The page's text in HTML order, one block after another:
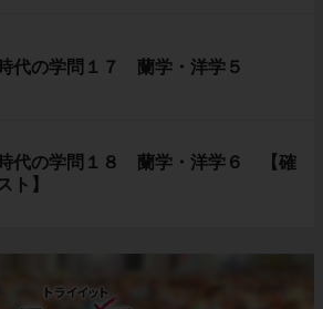
代の学問１７ 蘭学・洋学５
代の学問１８ 蘭学・洋学６ 【確
ト】